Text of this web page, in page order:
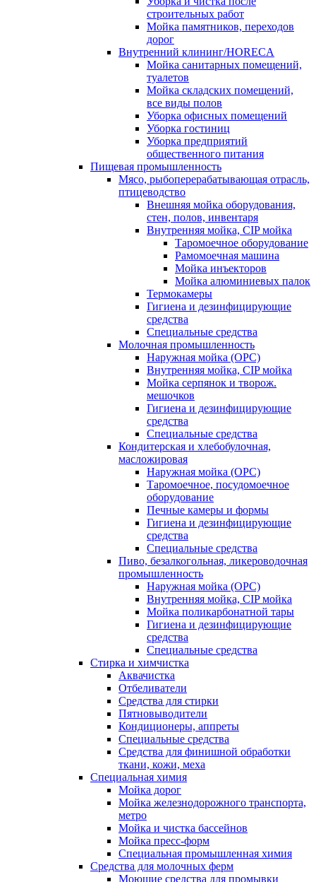
строительных работ
Мойка памятников, переходов
дорог
Внутренний клининг/HORECA
Мойка санитарных помещений,
туалетов
Мойка складских помещений,
все виды полов
Уборка офисных помещений
Уборка гостиниц
Уборка предприятий
общественного питания
Пищевая промышленность
Мясо, рыбоперерабатывающая отрасль,
птицеводство
Внешняя мойка оборудования,
стен, полов, инвентаря
Внутренняя мойка, CIP мойка
Таромоечное оборудование
Рамомоечная машина
Мойка инъекторов
Мойка алюминиевых палок
Термокамеры
Гигиена и дезинфицирующие
средства
Специальные средства
Молочная промышленность
Наружная мойка (ОРС)
Внутренняя мойка, CIP мойка
Мойка серпянок и творож.
мешочков
Гигиена и дезинфицирующие
средства
Специальные средства
Кондитерская и хлебобулочная,
масложировая
Наружная мойка (ОРС)
Таромоечное, посудомоечное
оборудование
Печные камеры и формы
Гигиена и дезинфицирующие
средства
Специальные средства
Пиво, безалкогольная, ликероводочная
промышленность
Наружная мойка (ОРС)
Внутренняя мойка, CIP мойка
Мойка поликарбонатной тары
Гигиена и дезинфицирующие
средства
Специальные средства
Стирка и химчистка
Аквачистка
Отбеливатели
Средства для стирки
Пятновыводители
Кондиционеры, аппреты
Специальные средства
Средства для финишной обработки
ткани, кожи, меха
Специальная химия
Мойка дорог
Мойка железнодорожного транспорта,
метро
Мойка и чистка бассейнов
Мойка пресс-форм
Специальная промышленная химия
Средства для молочных ферм
Моющие средства для промывки